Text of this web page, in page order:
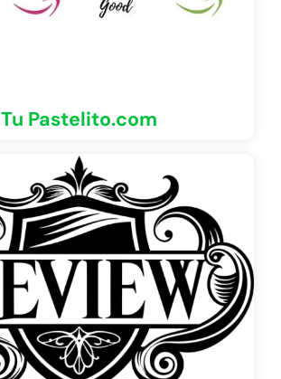
Tu Pastelito.com